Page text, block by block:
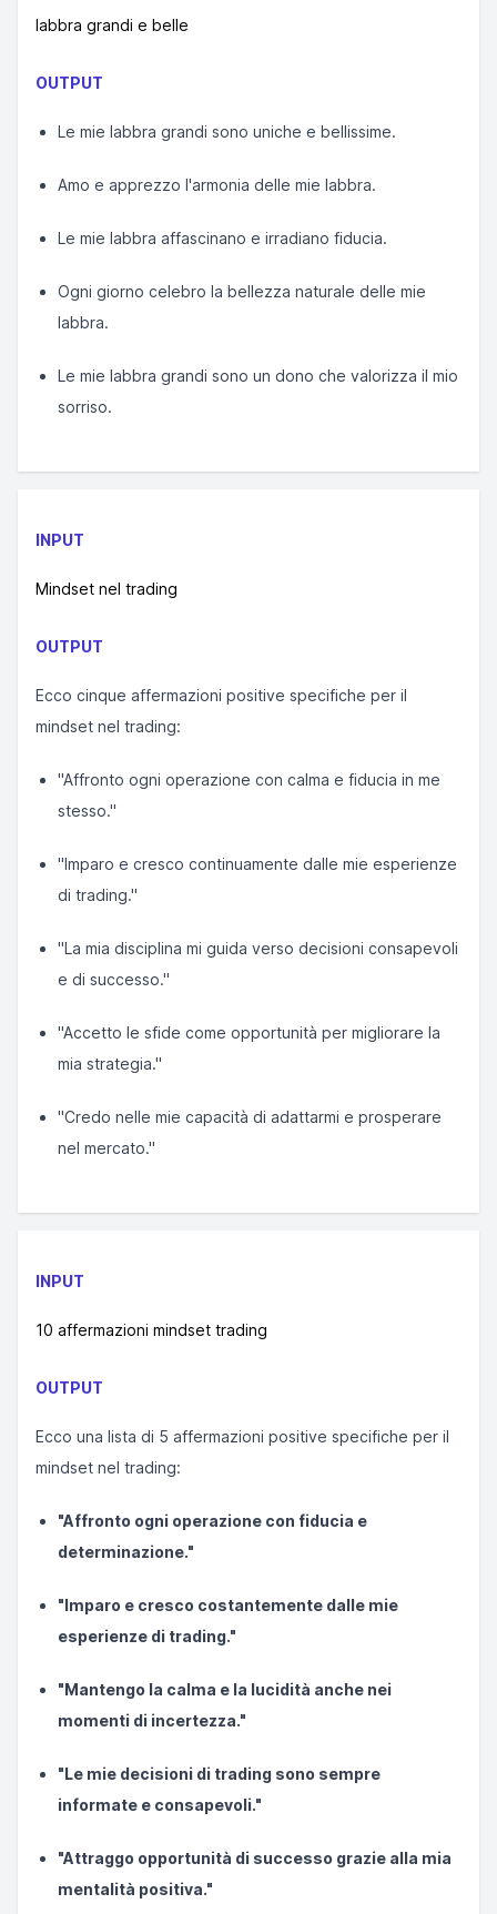
labbra grandi e belle
OUTPUT
Le mie labbra grandi sono uniche e bellissime.
Amo e apprezzo l'armonia delle mie labbra.
Le mie labbra affascinano e irradiano fiducia.
Ogni giorno celebro la bellezza naturale delle mie
labbra.
Le mie labbra grandi sono un dono che valorizza il mio
sorriso.
INPUT
Mindset nel trading
OUTPUT
Ecco cinque affermazioni positive specifiche per il
mindset nel trading:
"Affronto ogni operazione con calma e fiducia in me
stesso."
"Imparo e cresco continuamente dalle mie esperienze
di trading."
"La mia disciplina mi guida verso decisioni consapevoli
e di successo."
"Accetto le sfide come opportunità per migliorare la
mia strategia."
"Credo nelle mie capacità di adattarmi e prosperare
nel mercato."
INPUT
10 affermazioni mindset trading
OUTPUT
Ecco una lista di 5 affermazioni positive specifiche per il
mindset nel trading:
"Affronto ogni operazione con fiducia e
determinazione."
"Imparo e cresco costantemente dalle mie
esperienze di trading."
"Mantengo la calma e la lucidità anche nei
momenti di incertezza."
"Le mie decisioni di trading sono sempre
informate e consapevoli."
"Attraggo opportunità di successo grazie alla mia
mentalità positiva."